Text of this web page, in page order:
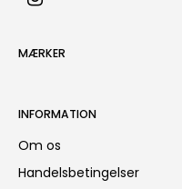
MÆRKER
INFORMATION
Om os
Handelsbetingelser